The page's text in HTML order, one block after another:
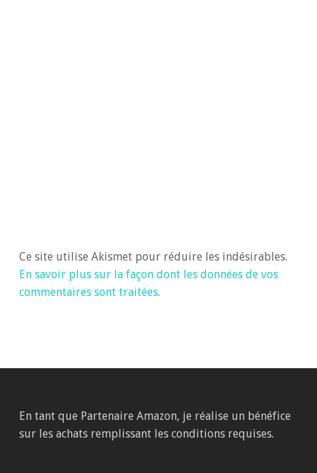
Ce site utilise Akismet pour réduire les indésirables.
En savoir plus sur la façon dont les données de vos
commentaires sont traitées.
En tant que Partenaire Amazon, je réalise un bénéfice
sur les achats remplissant les conditions requises.